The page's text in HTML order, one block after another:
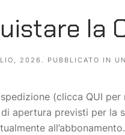
la
2026 . PUBBLICATO IN
(clicca QUI
di apertura previsti per